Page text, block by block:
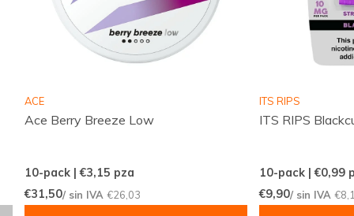
ACE
Ace Berry Breeze Low
10-pack | €3,15 pza
€31,50/ sin IVA €26,03
ITS RIPS
ITS RIPS
10-pack | €0,99
€9,90/ sin IVA